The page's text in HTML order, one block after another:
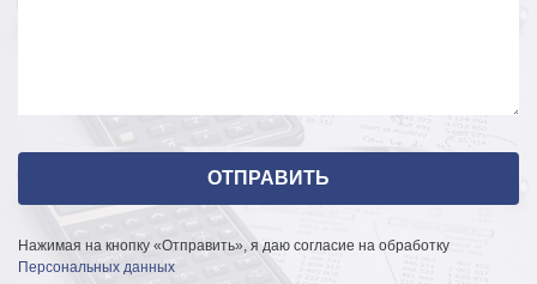
Нажимая на кнопку «Отправить», я даю согласие на обработку
Персональных данных